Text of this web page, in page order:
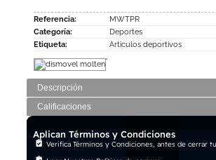
Descripción
Calificaciones
Referencia:
MWTPR
Categoría:
Deportes
Etiqueta:
Articulos deportivos
Aplican Términos y Condiciones
Verifica Términos y Condiciones, antes de cerrar